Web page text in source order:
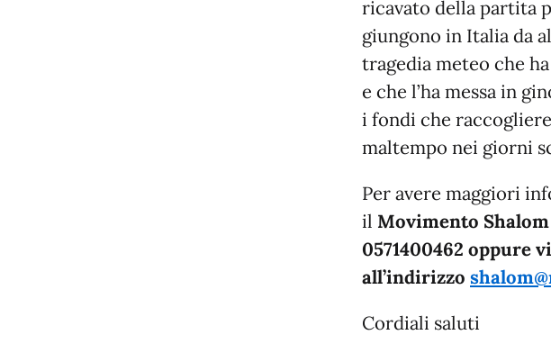
ricavato della partita
giungono in Italia da
tragedia meteo che
e che l’ha messa in
i fondi che
maltempo nei giorni
Per avere maggiori
il Movimento
0571400462 oppure
all’indirizzo
Cordiali saluti